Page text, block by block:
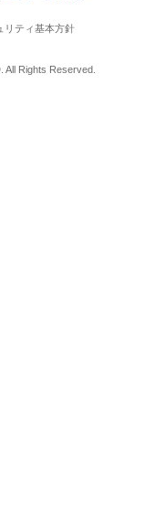
リティ基本方針
All Rights Reserved.